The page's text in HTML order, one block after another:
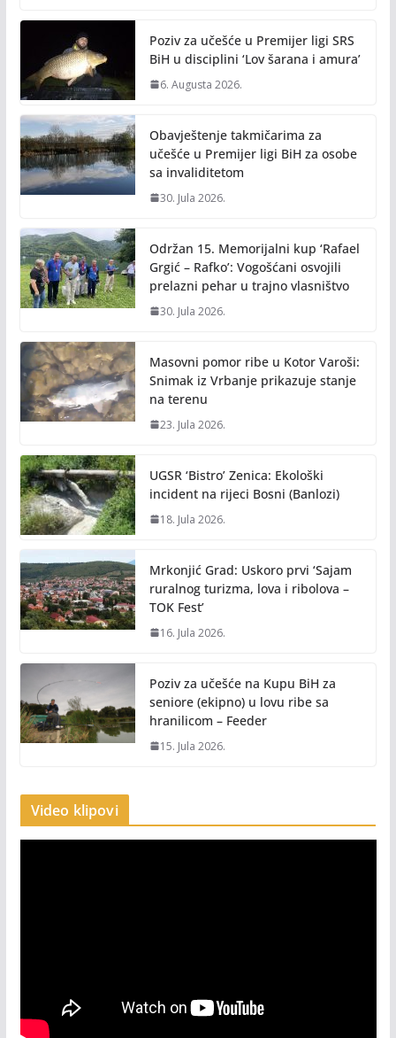
o
k
n
k
Poziv za učešće u Premijer ligi SRS
BiH u disciplini ‘Lov šarana i amura’
6. Augusta 2026.
Obavještenje takmičarima za
učešće u Premijer ligi BiH za osobe
sa invaliditetom
30. Jula 2026.
Održan 15. Memorijalni kup ‘Rafael
Grgić – Rafko’: Vogošćani osvojili
prelazni pehar u trajno vlasništvo
30. Jula 2026.
Masovni pomor ribe u Kotor Varoši:
Snimak iz Vrbanje prikazuje stanje
na terenu
23. Jula 2026.
UGSR ‘Bistro’ Zenica: Ekološki
incident na rijeci Bosni (Banlozi)
18. Jula 2026.
Mrkonjić Grad: Uskoro prvi ‘Sajam
ruralnog turizma, lova i ribolova –
TOK Fest’
16. Jula 2026.
Poziv za učešće na Kupu BiH za
seniore (ekipno) u lovu ribe sa
hranilicom – Feeder
15. Jula 2026.
Video klipovi